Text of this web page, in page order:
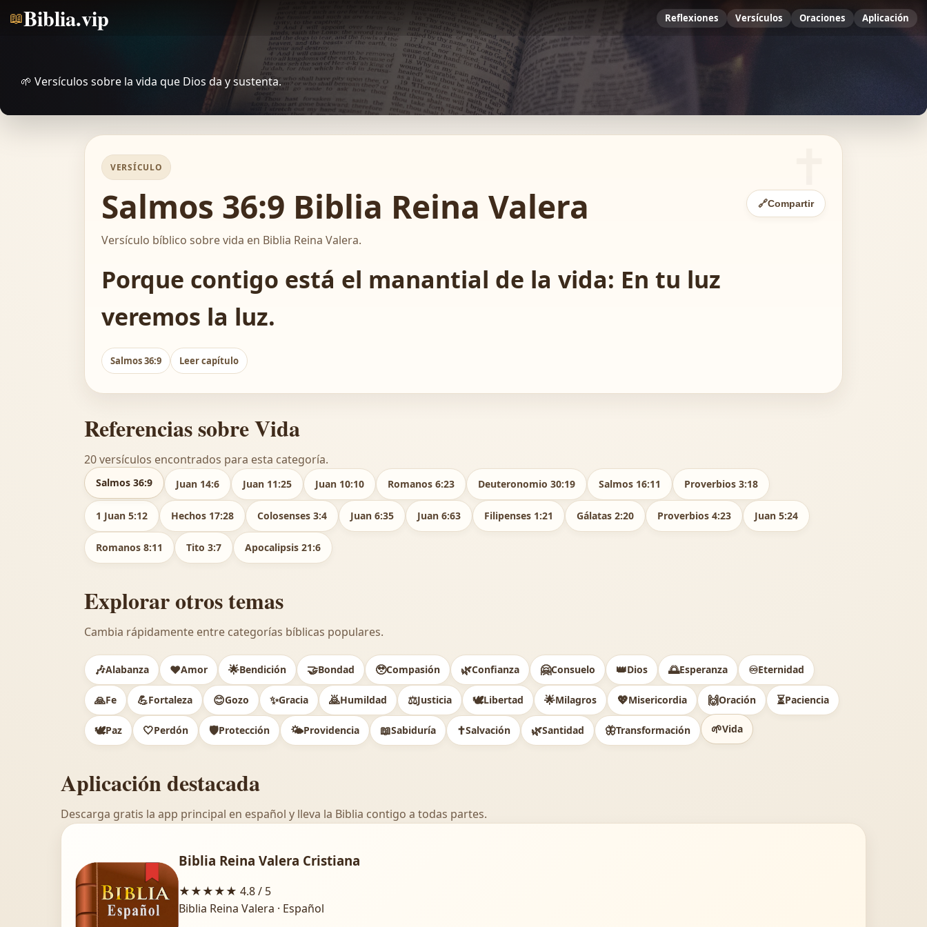
📖Biblia.vip Reflexiones Versículos Oraciones Aplicación
🌱 Versículos sobre la vida que Dios da y sustenta.
VERSÍCULO
Salmos 36:9 Biblia Reina Valera 🔗Compartir
Versículo bíblico sobre vida en Biblia Reina Valera.
Porque contigo está el manantial de la vida: En tu luz
veremos la luz.
Salmos 36:9 Leer capítulo
Referencias sobre Vida
20 versículos encontrados para esta categoría.
Salmos 36:9 Juan 14:6 Juan 11:25 Juan 10:10 Romanos 6:23 Deuteronomio 30:19 Salmos 16:11 Proverbios 3:18
1 Juan 5:12 Hechos 17:28 Colosenses 3:4 Juan 6:35 Juan 6:63 Filipenses 1:21 Gálatas 2:20 Proverbios 4:23 Juan 5:24
Romanos 8:11 Tito 3:7 Apocalipsis 21:6
Explorar otros temas
Cambia rápidamente entre categorías bíblicas populares.
🎶Alabanza ❤️Amor 🌟Bendición 🤝Bondad 🥹Compasión 🌿Confianza 🤗Consuelo 👑Dios 🌅Esperanza ♾️Eternidad
🙏Fe 💪Fortaleza 😊Gozo ✨Gracia 🙇Humildad ⚖️Justicia 🕊Libertad 🌟Milagros 💖Misericordia 🙌Oración ⏳Paciencia
🕊️Paz 🤍Perdón 🛡️Protección 🌤️Providencia 📖Sabiduría ✝️Salvación 🌿Santidad 🦋Transformación 🌱Vida
Aplicación destacada
Descarga gratis la app principal en español y lleva la Biblia contigo a todas partes.
Biblia Reina Valera Cristiana
★★★★★ 4.8 / 5
Biblia Reina Valera · Español